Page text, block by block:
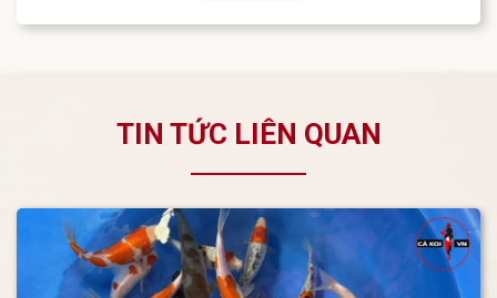
TIN TỨC LIÊN QUAN